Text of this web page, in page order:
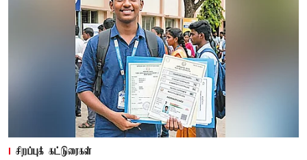
சிறப்புக் கட்டுரைகள்